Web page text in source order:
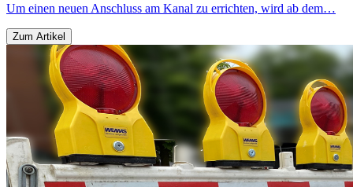
Um einen neuen Anschluss am Kanal zu errichten, wird ab dem…
Zum Artikel